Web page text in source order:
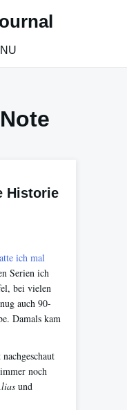
Historie
ich mal
Serien ich
bei vielen
auch 90-
Damals kam
noch
und